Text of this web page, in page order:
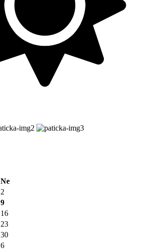
Ne
2
9
16
23
30
6